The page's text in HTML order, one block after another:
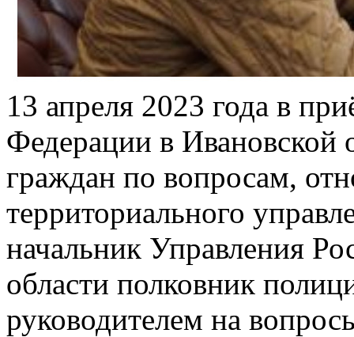
13 апреля 2023 года в
Федерации в Ивановской
граждан по вопросам,
территориального
начальник Управления
области полковник
руководителем на